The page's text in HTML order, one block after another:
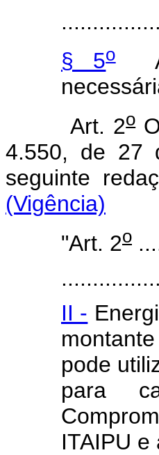
§ 5o
Art. 2o
4.550, de 27
seguinte
(Vigência)
"Art. 2o
II -
pode
para
ITAIPU e